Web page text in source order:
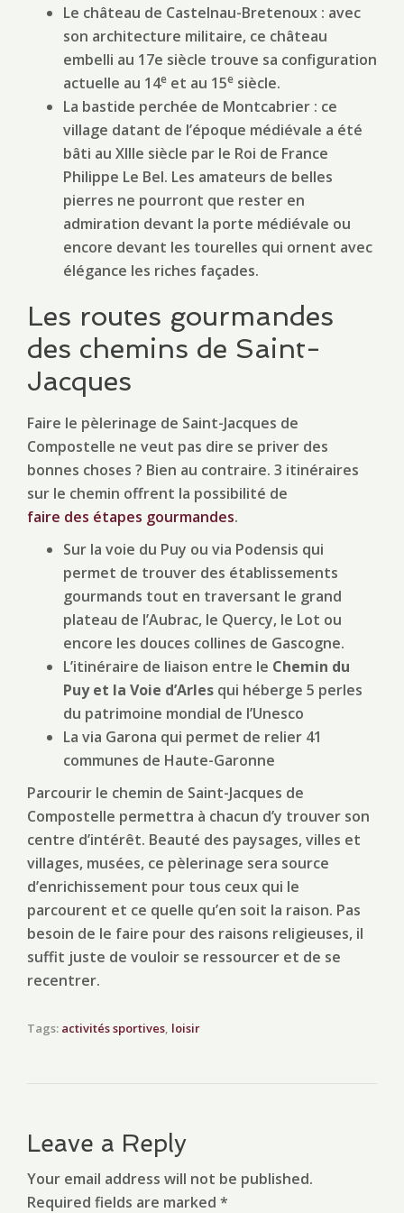
Le château de Castelnau-Bretenoux : avec
son architecture militaire, ce château
embelli au 17e siècle trouve sa configuration
actuelle au 14e et au 15e siècle.
La bastide perchée de Montcabrier : ce
village datant de l’époque médiévale a été
bâti au XIIIe siècle par le Roi de France
Philippe Le Bel. Les amateurs de belles
pierres ne pourront que rester en
admiration devant la porte médiévale ou
encore devant les tourelles qui ornent avec
élégance les riches façades.
Les routes gourmandes
des chemins de Saint-
Jacques
Faire le pèlerinage de Saint-Jacques de
Compostelle ne veut pas dire se priver des
bonnes choses ? Bien au contraire. 3 itinéraires
sur le chemin offrent la possibilité de
faire des étapes gourmandes.
Sur la voie du Puy ou via Podensis qui
permet de trouver des établissements
gourmands tout en traversant le grand
plateau de l’Aubrac, le Quercy, le Lot ou
encore les douces collines de Gascogne.
L’itinéraire de liaison entre le Chemin du
Puy et la Voie d’Arles qui héberge 5 perles
du patrimoine mondial de l’Unesco
La via Garona qui permet de relier 41
communes de Haute-Garonne
Parcourir le chemin de Saint-Jacques de
Compostelle permettra à chacun d’y trouver son
centre d’intérêt. Beauté des paysages, villes et
villages, musées, ce pèlerinage sera source
d’enrichissement pour tous ceux qui le
parcourent et ce quelle qu’en soit la raison. Pas
besoin de le faire pour des raisons religieuses, il
suffit juste de vouloir se ressourcer et de se
recentrer.
Tags: activités sportives, loisir
Leave a Reply
Your email address will not be published.
Required fields are marked *